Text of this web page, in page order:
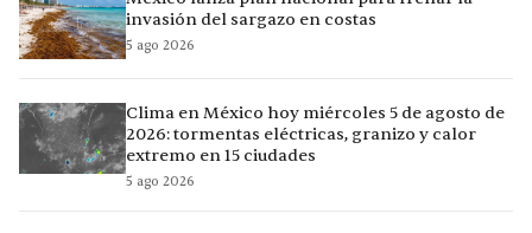
invasión del sargazo en costas
5 ago 2026
Clima en México hoy miércoles 5 de agosto de
2026: tormentas eléctricas, granizo y calor
extremo en 15 ciudades
5 ago 2026